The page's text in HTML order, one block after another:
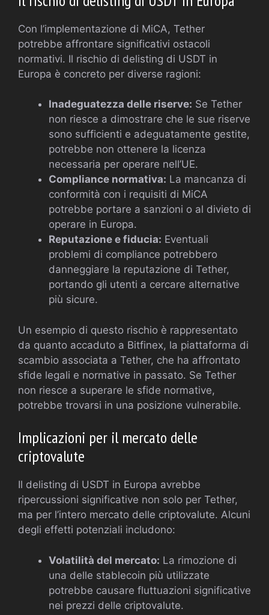
Con l’implementazione di MiCA, Tether
potrebbe affrontare significativi ostacoli
normativi. Il rischio di delisting di USDT in
Europa è concreto per diverse ragioni:
Inadeguatezza delle riserve: Se Tether
non riesce a dimostrare che le sue riserve
sono sufficienti e adeguatamente gestite,
potrebbe non ottenere la licenza
necessaria per operare nell’UE.
Compliance normativa: La mancanza di
conformità con i requisiti di MiCA
potrebbe portare a sanzioni o al divieto di
operare in Europa.
Reputazione e fiducia: Eventuali
problemi di compliance potrebbero
danneggiare la reputazione di Tether,
portando gli utenti a cercare alternative
più sicure.
Un esempio di questo rischio è rappresentato
da quanto accaduto a Bitfinex, la piattaforma di
scambio associata a Tether, che ha affrontato
sfide legali e normative in passato. Se Tether
non riesce a superare le sfide normative,
potrebbe trovarsi in una posizione vulnerabile.
Implicazioni per il mercato delle
criptovalute
Il delisting di USDT in Europa avrebbe
ripercussioni significative non solo per Tether,
ma per l’intero mercato delle criptovalute. Alcuni
degli effetti potenziali includono:
Volatilità del mercato: La rimozione di
una delle stablecoin più utilizzate
potrebbe causare fluttuazioni significative
nei prezzi delle criptovalute.